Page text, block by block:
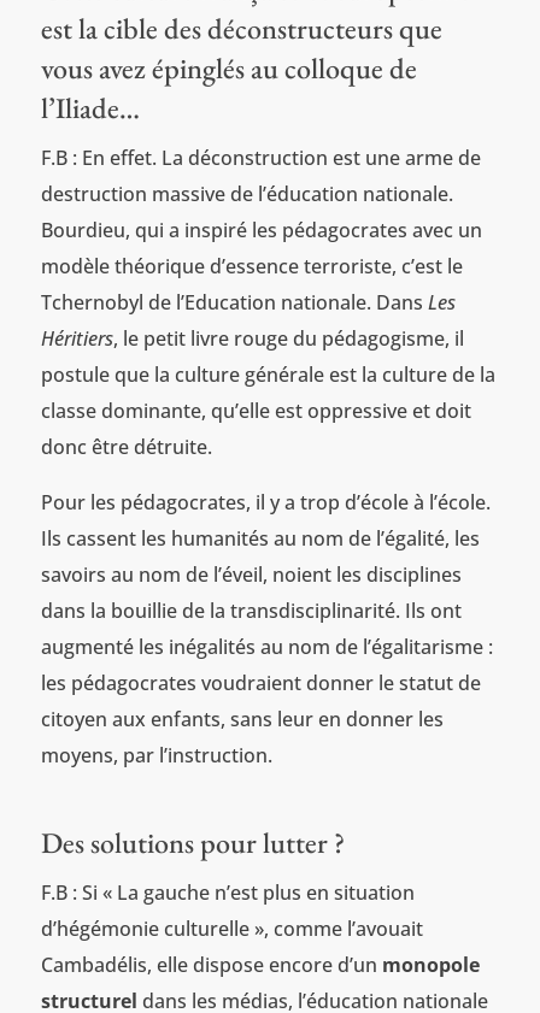
est la cible des déconstructeurs que
vous avez épinglés au colloque de
l’Iliade…
F.B : En effet. La déconstruction est une arme de
destruction massive de l’éducation nationale.
Bourdieu, qui a inspiré les pédagocrates avec un
modèle théorique d’essence terroriste, c’est le
Tchernobyl de l’Education nationale. Dans Les
Héritiers, le petit livre rouge du pédagogisme, il
postule que la culture générale est la culture de la
classe dominante, qu’elle est oppressive et doit
donc être détruite.
Pour les pédagocrates, il y a trop d’école à l’école.
Ils cassent les humanités au nom de l’égalité, les
savoirs au nom de l’éveil, noient les disciplines
dans la bouillie de la transdisciplinarité. Ils ont
augmenté les inégalités au nom de l’égalitarisme :
les pédagocrates voudraient donner le statut de
citoyen aux enfants, sans leur en donner les
moyens, par l’instruction.
Des solutions pour lutter ?
F.B : Si « La gauche n’est plus en situation
d’hégémonie culturelle », comme l’avouait
Cambadélis, elle dispose encore d’un monopole
structurel dans les médias, l’éducation nationale